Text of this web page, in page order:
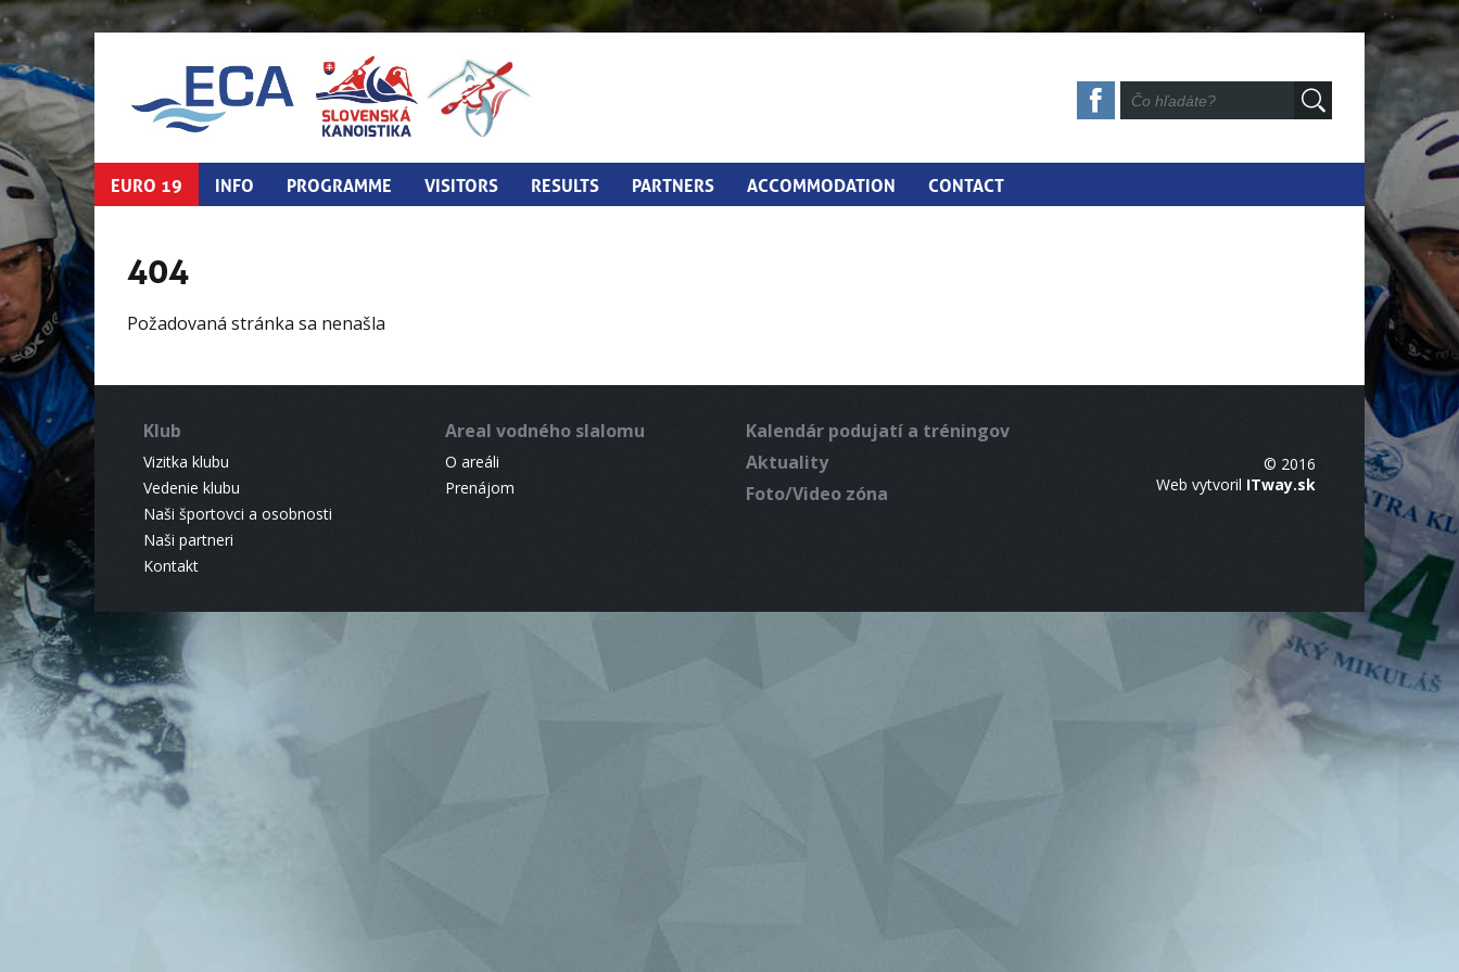
EURO 19 INFO PROGRAMME VISITORS RESULTS PARTNERS ACCOMMODATION CONTACT
404
Požadovaná stránka sa nenašla
Klub
Vizitka klubu
Vedenie klubu
Naši športovci a osobnosti
Naši partneri
Kontakt
Areal vodného slalomu
O areáli
Prenájom
Kalendár podujatí a tréningov
Aktuality
Foto/Video zóna
© 2016
Web vytvoril ITway.sk